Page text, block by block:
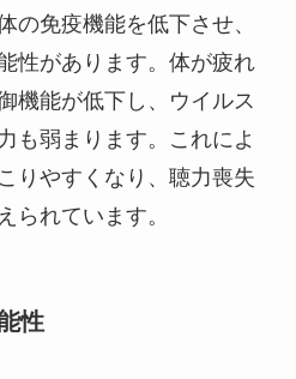
の免疫機能を低下させ、
性があります。体が疲れ
機能が低下し、ウイルス
も弱まります。これによ
りやすくなり、聴力喪失
られています。
性